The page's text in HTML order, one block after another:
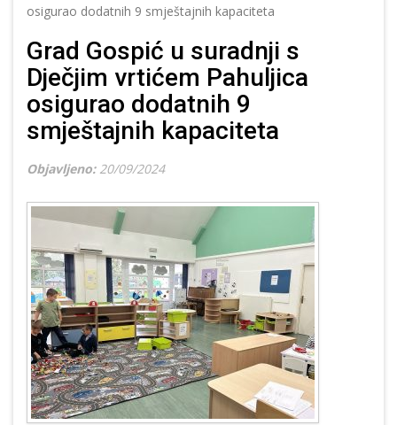
osigurao dodatnih 9 smještajnih kapaciteta
Grad Gospić u suradnji s
Dječjim vrtićem Pahuljica
osigurao dodatnih 9
smještajnih kapaciteta
Objavljeno: 20/09/2024